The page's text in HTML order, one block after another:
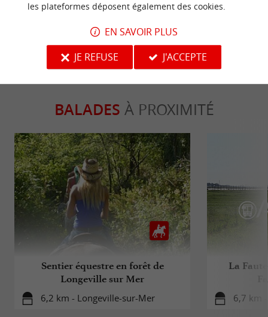
© Google 2026
BALADES À PROXIMITÉ
Sentier équestre en forêt de
Longeville sur Mer
6,2 km - Longeville-sur-Mer
La
6,7 km
les plateformes déposent également des cookies.
EN SAVOIR PLUS
JE REFUSE
J'ACCEPTE